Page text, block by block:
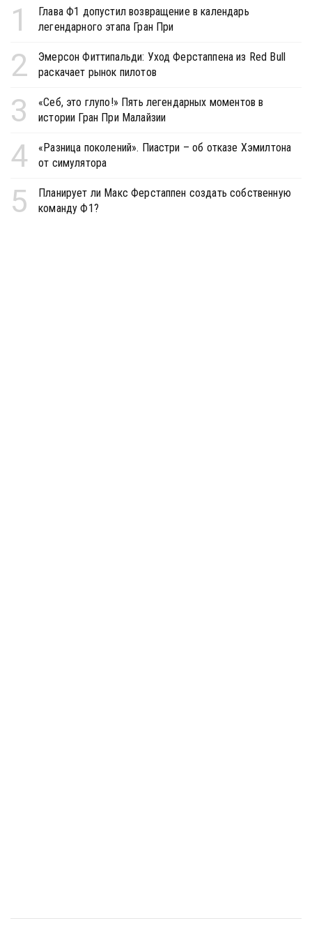
1
Глава Ф1 допустил возвращение в календарь
легендарного этапа Гран При
2
Эмерсон Фиттипальди: Уход Ферстаппена из Red Bull
раскачает рынок пилотов
3
«Себ, это глупо!» Пять легендарных моментов в
истории Гран При Малайзии
4
«Разница поколений». Пиастри – об отказе Хэмилтона
от симулятора
5
Планирует ли Макс Ферстаппен создать собственную
команду Ф1?